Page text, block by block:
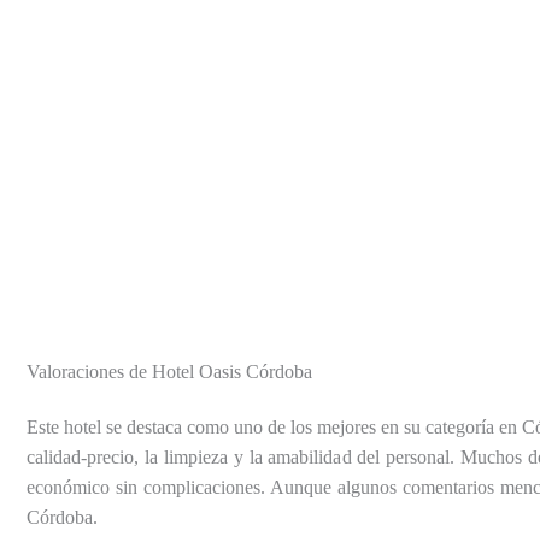
Valoraciones de Hotel Oasis Córdoba
Este hotel se destaca como uno de los mejores en su categoría en
calidad-precio, la limpieza y la amabilidad del personal. Muchos
económico sin complicaciones. Aunque algunos comentarios
Córdoba.